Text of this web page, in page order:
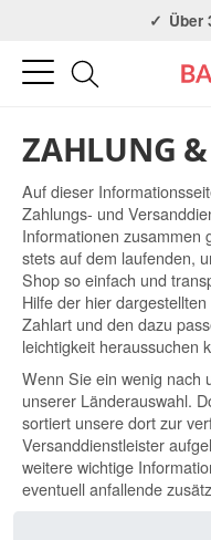
Über 30 Jahre Erfahrung
ZAHLUNG
Auf dieser
Zahlungs- und
Informationen zusammen
stets auf dem laufenden,
Shop so einfach und
Hilfe der hier
Zahlart und den dazu
leichtigkeit heraussuchen
Wenn Sie ein wenig nach
unserer Länderauswahl.
sortiert unsere dort zur
Versanddienstleister
weitere wichtige
eventuell anfallende